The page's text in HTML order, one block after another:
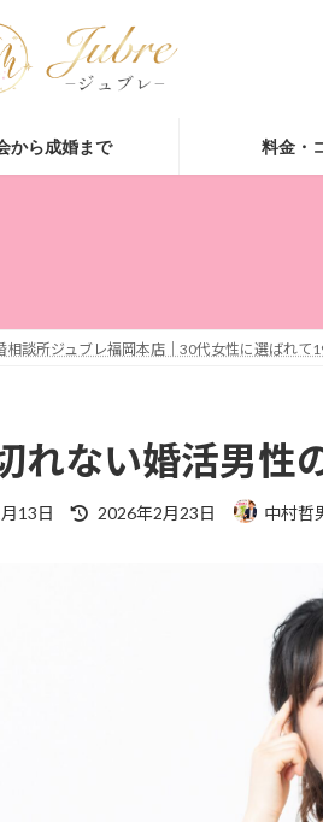
から成婚まで 料金・
相談所ジュブレ福岡本店｜30代女性に選ばれて
れない婚活男性
13日
最
2026年2月23日 中村哲